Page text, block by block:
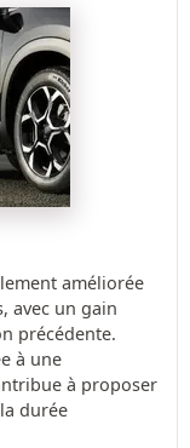
améliorée
avec un gain
précédente.
à une
à proposer
durée